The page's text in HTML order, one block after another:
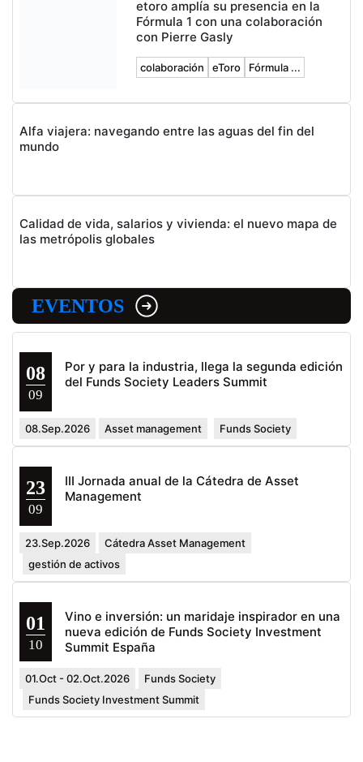
etoro amplía su presencia en la
Fórmula 1 con una colaboración
con Pierre Gasly
colaboración eToro Fórmula ...
Alfa viajera: navegando entre las aguas del fin del
mundo
Calidad de vida, salarios y vivienda: el nuevo mapa de
las metrópolis globales
EVENTOS
08
09
Por y para la industria, llega la segunda edición
del Funds Society Leaders Summit
08.Sep.2026 Asset management Funds Society
23
09
III Jornada anual de la Cátedra de Asset
Management
23.Sep.2026
Cátedra Asset Management
gestión de activos
01
10
Vino e inversión: un maridaje inspirador en una
nueva edición de Funds Society Investment
Summit España
01.Oct - 02.Oct.2026
Funds Society
Funds Society Investment Summit